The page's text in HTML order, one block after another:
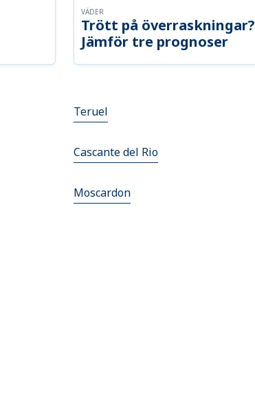
Trött på överraskningar?
Jämför tre prognoser
VÄDER
Teruel
Cascante del Rio
Moscardon